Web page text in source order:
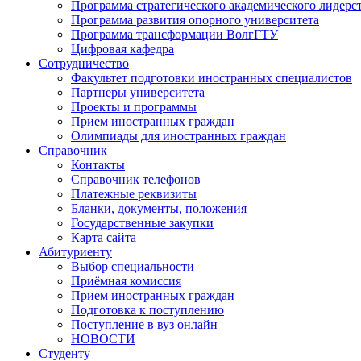
Программа стратегического академического
Программа развития опорного университета
Программа трансформации ВолгГТУ
Цифровая кафедра
Сотрудничество
Факультет подготовки иностранных специалистов
Партнеры университета
Проекты и программы
Прием иностранных граждан
Олимпиады для иностранных граждан
Справочник
Контакты
Справочник телефонов
Платежные реквизиты
Бланки, документы, положения
Государственные закупки
Карта сайта
Абитуриенту
Выбор специальности
Приёмная комиссия
Прием иностранных граждан
Подготовка к поступлению
Поступление в вуз онлайн
НОВОСТИ
Студенту